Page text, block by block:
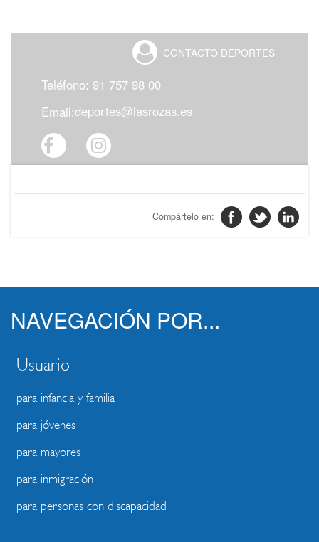
CONTACTO DEPORTES
Teléfono: 91 757 98 00
Email:deportes@lasrozas.es
NAVEGACIÓN POR...
Usuario
para infancia y familia
para jóvenes
para mayores
para inmigración
para personas con discapacidad